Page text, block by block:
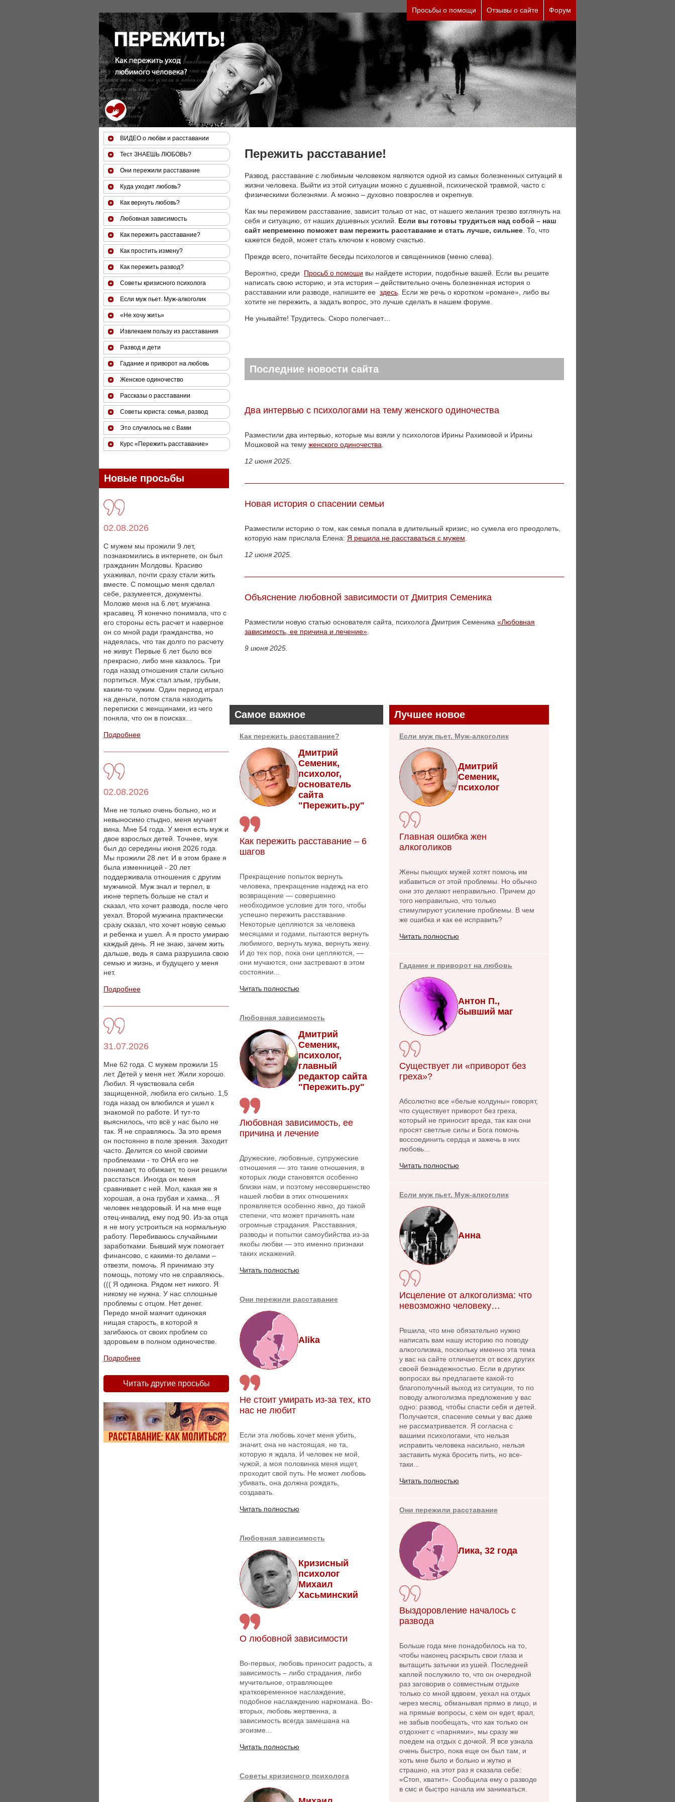
Просьбы о помощи Отзывы о сайте Форум
Пережить расставание!
Развод, расставание с любимым человеком являются одной из самых болезненных ситуаций в
жизни человека. Выйти из этой ситуации можно с душевной, психической травмой, часто с
физическими болезнями. А можно – духовно повзрослев и окрепнув.
Как мы переживем расставание, зависит только от нас, от нашего желания трезво взглянуть на
себя и ситуацию, от наших душевных усилий. Если вы готовы трудиться над собой – наш
сайт непременно поможет вам пережить расставание и стать лучше, сильнее . То, что
кажется бедой, может стать ключом к новому счастью.
Прежде всего, почитайте беседы психологов и священников (меню слева).
Вероятно, среди Просьб о помощи вы найдете истории, подобные вашей. Если вы решите
написать свою историю, и эта история – действительно очень болезненная история о
расставании или разводе, напишите ее здесь . Если же речь о коротком «романе», либо вы
хотите не пережить, а задать вопрос, это лучше сделать в нашем форуме.
Не унывайте! Трудитесь. Скоро полегчает…
Последние новости сайта
Два интервью с психологами на тему женского одиночества
Разместили два интервью, которые мы взяли у психологов Ирины Рахимовой и Ирины
Мошковой на тему женского одиночества
12 июня 2025.
Новая история о спасении семьи
Разместили историю о том, как семья попала в длительный кризис, но сумела его преодолеть,
которую нам прислала Елена: Я решила не расставаться с мужем
12 июня 2025.
Объяснение любовной зависимости от Дмитрия Семеника
Разместили новую статью основателя сайта, психолога Дмитрия Семеника «Любовная
зависимость, ее причина и лечение»
9 июня 2025.
Самое важное
Как пережить расставание?
Дмитрий
Семеник,
психолог,
основатель
сайта
"Пережить.ру"
Как пережить расставание – 6
шагов
Прекращение попыток вернуть
человека, прекращение надежд на его
возвращение — совершенно
необходимое условие для того, чтобы
успешно пережить расставание.
Некоторые цепляются за человека
месяцами и годами, пытаются вернуть
любимого, вернуть мужа, вернуть жену.
И до тех пор, пока они цепляются, —
они мучаются, они застревают в этом
состоянии...
Читать полностью
Любовная зависимость
Дмитрий
Семеник,
психолог,
главный
редактор сайта
"Пережить.ру"
Любовная зависимость, ее
причина и лечение
Дружеские, любовные, супружеские
отношения — это такие отношения, в
которых люди становятся особенно
близки нам, и поэтому несовершенство
нашей любви в этих отношениях
проявляется особенно явно, до такой
степени, что может причинять нам
огромные страдания. Расставания,
разводы и попытки самоубийства из-за
якобы любви — это именно признаки
таких искажений.
Читать полностью
Они пережили расставание
Alika
Не стоит умирать из-за тех, кто
нас не любит
Если эта любовь хочет меня убить,
значит, она не настоящая, не та,
которую я ждала. И человек не мой,
чужой, а моя половинка меня ищет,
проходит свой путь. Не может любовь
убивать, она должна рождать,
создавать.
Читать полностью
Любовная зависимость
Кризисный
психолог
Михаил
Хасьминский
О любовной зависимости
Во-первых, любовь приносит радость, а
зависимость – либо страдания, либо
мучительное, отравляющее
кратковременное наслаждение,
подобное наслаждению наркомана. Во-
вторых, любовь жертвенна, а
зависимость всегда замешана на
эгоизме...
Читать полностью
Советы кризисного психолога
Лучшее новое
Если муж пьет. Муж-алкоголик
Дмитрий
Семеник,
психолог
Главная ошибка жен
алкоголиков
Жены пьющих мужей хотят помочь им
избавиться от этой проблемы. Но обычно
они это делают неправильно. Причем до
того неправильно, что только
стимулируют усиление проблемы. В чем
же ошибка и как ее исправить?
Читать полностью
Гадание и приворот на любовь
Антон П.,
бывший маг
Существует ли «приворот без
греха»?
Абсолютно все «белые колдуны» говорят,
что существует приворот без греха,
который не приносит вреда, так как они
просят светлые силы и Бога помочь
воссоединить сердца и зажечь в них
любовь...
Читать полностью
Если муж пьет. Муж-алкоголик
Анна
Исцеление от алкоголизма: что
невозможно человеку…
Решила, что мне обязательно нужно
написать вам нашу историю по поводу
алкоголизма, поскольку именно эта тема
у вас на сайте отличается от всех других
своей безнадежностью. Если в других
вопросах вы предлагаете какой-то
благополучный выход из ситуации, то по
поводу алкоголизма предложение у вас
одно: развод, чтобы спасти себя и детей.
Получается, спасение семьи у вас даже
не рассматривается. Я согласна с
вашими психологами, что нельзя
исправить человека насильно, нельзя
заставить мужа бросить пить, но все-
таки...
Читать полностью
Они пережили расставание
Лика, 32 года
Выздоровление началось с
развода
Больше года мне понадобилось на то,
чтобы наконец раскрыть свои глаза и
вытащить затычки из ушей. Последней
каплей послужило то, что он очередной
раз заговорив о совместным отдыхе
только со мной вдвоем, уехал на отдых
через месяц, обманывая прямо в лицо, и
на прямые вопросы, с кем он едет, врал,
не забыв пообещать, что как только он
отдохнет с «парнями», мы сразу же
поедем на отдых с дочкой. Я все узнала
очень быстро, пока еще он был там, и
хоть мне было и больно и жутко и
страшно, на этот раз я сказала себе:
«Стоп, хватит». Сообщила ему о разводе
в смс и быстро начала им заниматься.
ВИДЕО о любви и расставании
Тест ЗНАЕШЬ ЛЮБОВЬ?
Они пережили расставание
Куда уходит любовь?
Как вернуть любовь?
Любовная зависимость
Как пережить расставание?
Как простить измену?
Как пережить развод?
Советы кризисного психолога
Если муж пьет. Муж-алкоголик
«Не хочу жить»
Извлекаем пользу из расставания
Развод и дети
Гадание и приворот на любовь
Женское одиночество
Рассказы о расставании
Советы юриста: семья, развод
Это случилось не с Вами
Курс «Пережить расставание»
Новые просьбы
02.08.2026
С мужем мы прожили 9 лет,
познакомились в интернете, он был
гражданин Молдовы. Красиво
ухаживал, почти сразу стали жить
вместе. С помощью меня сделал
себе, разумеется, документы.
Моложе меня на 6 лет, мужчина
красавец. Я конечно понимала, что с
его стороны есть расчет и наверное
он со мной ради гражданства, но
надеялась, что так долго по расчету
не живут. Первые 6 лет было все
прекрасно, либо мне казалось. Три
года назад отношения стали сильно
портиться. Муж стал злым, грубым,
каким-то чужим. Один период играл
на деньги, потом стала находить
переписки с женщинами, из чего
поняла, что он в поисках...
Подробнее
02.08.2026
Мне не только очень больно, но и
невыносимо стыдно, меня мучает
вина. Мне 54 года. У меня есть муж и
двое взрослых детей. Точнее, муж
был до середины июня 2026 года.
Мы прожили 28 лет. И в этом браке я
была изменницей - 20 лет
поддерживала отношения с другим
мужчиной. Муж знал и терпел, в
июне терпеть больше не стал и
сказал, что хочет развода, после чего
уехал. Второй мужчина практически
сразу сказал, что хочет новую семью
и ребенка и ушел. А я просто умираю
каждый день. Я не знаю, зачем жить
дальше, ведь я сама разрушила свою
семью и жизнь, и будущего у меня
нет.
Подробнее
31.07.2026
Мне 62 года. С мужем прожили 15
лет. Детей у меня нет. Жили хорошо.
Любил. Я чувствовала себя
защищенной, любила его сильно. 1,5
года назад он влюбился и ушел к
знакомой по работе. И тут-то
выяснилось, что всё у нас было не
так. Я не справляюсь. За это время
он постоянно в поле зрения. Заходит
часто. Делится со мной своими
проблемами - то ОНА его не
понимает, то обижает, то они решили
расстаться. Иногда он меня
сравнивает с ней. Мол, какая же я
хорошая, а она грубая и хамка... Я
человек нездоровый. И на мне еще
отец-инвалид, ему под 90. Из-за отца
я не могу устроиться на нормальную
работу. Перебиваюсь случайными
заработками. Бывший муж помогает
финансово, с какими-то делами –
отвезти, помочь. Я принимаю эту
помощь, потому что не справляюсь.
((( Я одинока. Рядом нет никого. Я
никому не нужна. У нас сплошные
проблемы с отцом. Нет денег.
Передо мной маячит одинокая
нищая старость, в которой я
загибаюсь от своих проблем со
здоровьем в полном одиночестве.
Подробнее
Читать другие просьбы